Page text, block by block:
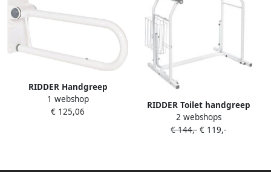
RIDDER Handgreep
inklapbaar 55 5 cm 100 kg
A0130101
1 webshop
€ 125,06
RIDDER Toilet handgreep
mobiel 100 kg wit A0110101
2 webshops
€ 144,- € 119,-